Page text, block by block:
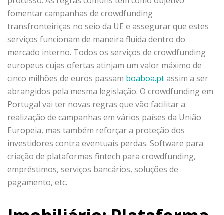
fomentar campanhas de crowdfunding
transfronteiriças no seio da UE e assegurar que estes
serviços funcionam de maneira fluida dentro do
mercado interno. Todos os serviços de crowdfunding
europeus cujas ofertas atinjam um valor máximo de
cinco milhões de euros passam boaboa.ptassim a ser
abrangidos pela mesma legislação. O crowdfunding em
Portugal vai ter novas regras que vão facilitar a
realização de campanhas em vários países da União
Europeia, mas também reforçar a proteção dos
investidores contra eventuais perdas. Software para
criação de plataformas fintech para crowdfunding,
empréstimos, serviços bancários, soluções de
pagamento, etc.